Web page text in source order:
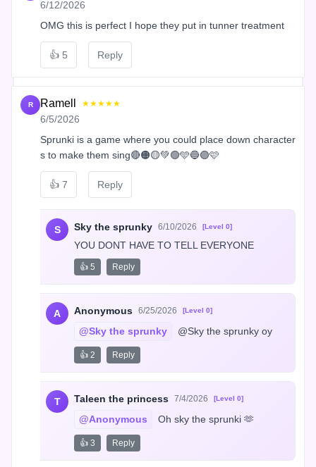
6/12/2026
OMG this is perfect I hope they put in tunner treatment
👍 5 Reply
R Ramell ★★★★★
6/5/2026
Sprunki is a game where you could place down character
s to make them sing🔴🟠🟡💚🟢🩵🔵🟣🩷
👍 7 Reply
S Sky the sprunky 6/10/2026 [Level 0]
YOU DONT HAVE TO TELL EVERYONE
👍 5 Reply
A Anonymous 6/25/2026 [Level 0]
@Sky the sprunky @Sky the sprunky oy
👍 2 Reply
T Taleen the princess 7/4/2026 [Level 0]
@Anonymous Oh sky the sprunki 🫶
👍 3 Reply